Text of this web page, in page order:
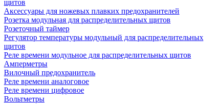
щитов
Аксессуары для ножевых плавких предохранителей
Розетка модульная для распределительных щитов
Розеточный таймер
Регулятор температуры модульный для распределительных
щитов
Реле времени модульное для распределительных щитов
Амперметры
Вилочный предохранитель
Реле времени аналоговое
Реле времени цифровое
Вольтметры